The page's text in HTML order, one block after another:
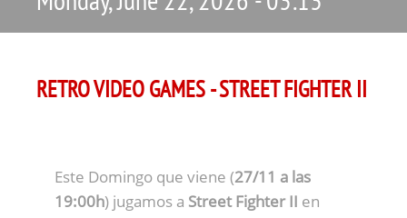
RETRO VIDEO GAMES - STREET FIGHTER II
Este Domingo que viene (27/11 a las
19:00h) jugamos a Street Fighter II
en